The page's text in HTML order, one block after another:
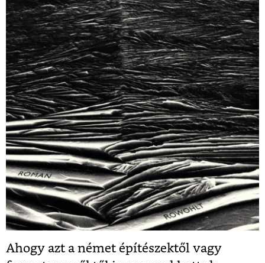
Ahogy azt a német építészektől vagy